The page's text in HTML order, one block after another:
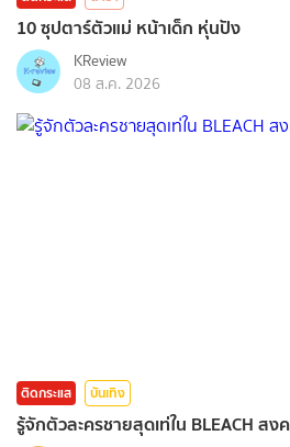
10 ซุปตาร์ตัวแม่ หน้าเด็ก หุ่นปัง
KReview
08 ส.ค. 2026
ติดกระแส บันเทิง
รู้จักตัวละครชายสุดเท่ใน BLEACH ส